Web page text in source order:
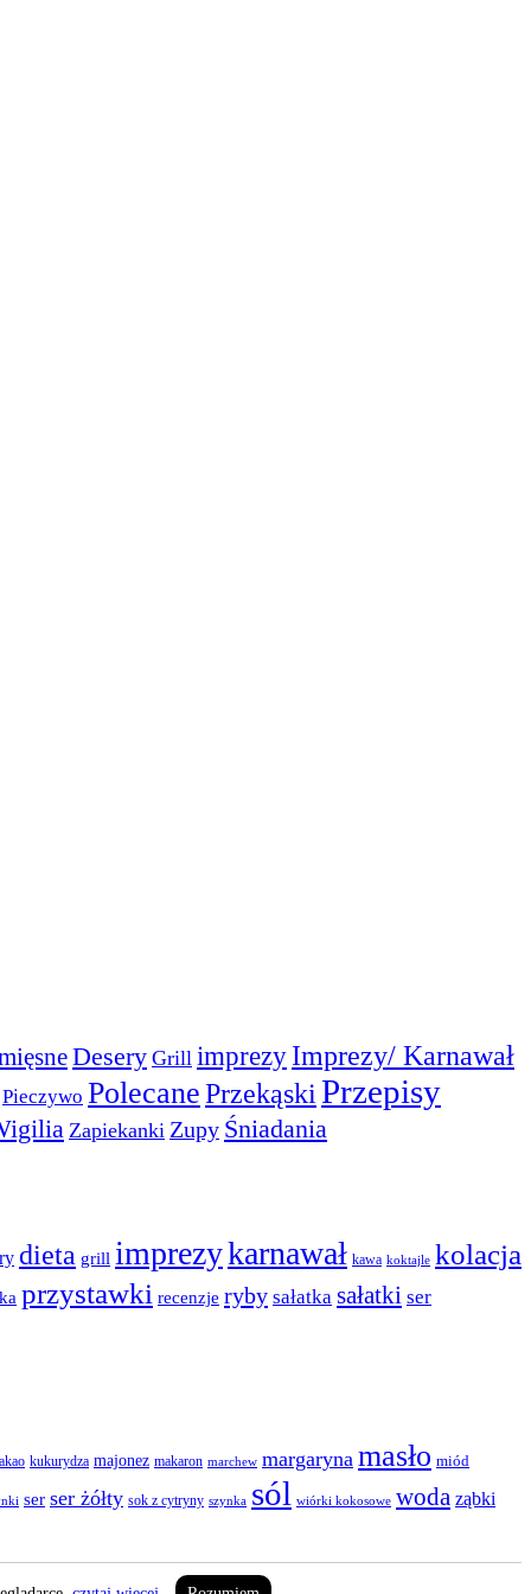
Desery Grill imprezy Imprezy/ Karnawał
Pieczywo PolecanePrzekąski Przepisy
Zapiekanki Zupy Śniadania
dieta grill imprezykarnawał kawa koktajle kolacja
przystawki recenzje ryby sałatka sałatki ser
kukurydza majonez makaron marchew margaryna masło miód
ser ser żółty sok z cytryny szynka sól wiórki kokosowe woda ząbki